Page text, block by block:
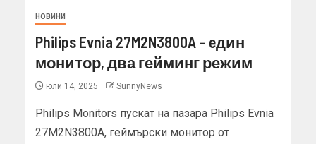
НОВИНИ
Philips Evnia 27M2N3800A – eдин
монитор, два гейминг режим
юли 14, 2025 SunnyNews
Philips Monitors пускат на пазара Philips Evnia
27M2N3800A, геймърски монитор от